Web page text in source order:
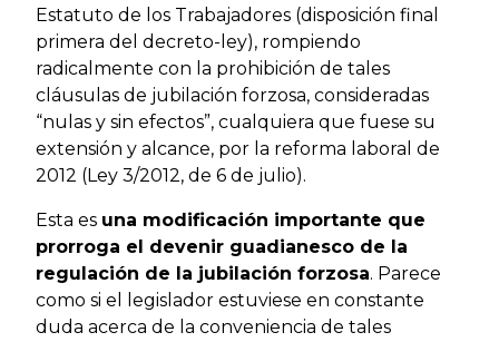
Estatuto de los Trabajadores (disposición final
primera del decreto-ley), rompiendo
radicalmente con la prohibición de tales
cláusulas de jubilación forzosa, consideradas
“nulas y sin efectos”, cualquiera que fuese su
extensión y alcance, por la reforma laboral de
2012 (Ley 3/2012, de 6 de julio).
Esta es una modificación importante que
prorroga el devenir guadianesco de la
regulación de la jubilación forzosa. Parece
como si el legislador estuviese en constante
duda acerca de la conveniencia de tales